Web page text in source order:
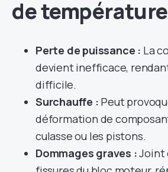
de température
Perte de puissance : La
devient inefficace,
difficile.
Surchauffe : Peut
déformation de
culasse ou les pistons.
Dommages graves :Joint